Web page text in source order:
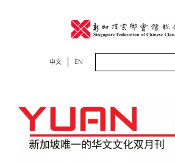
中文 EN